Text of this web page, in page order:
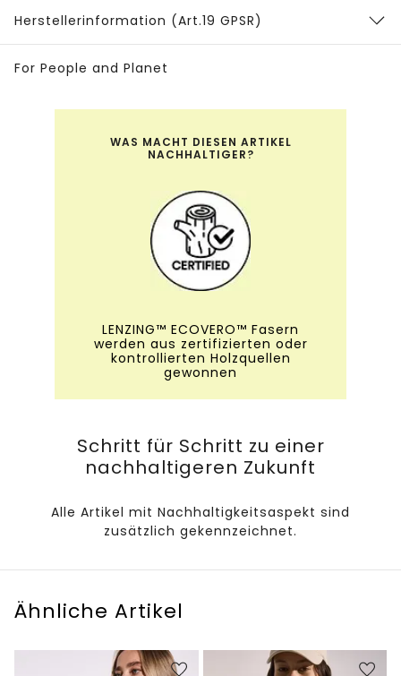
Herstellerinformation (Art.19 GPSR)
For People and Planet
WAS MACHT DIESEN ARTIKEL
NACHHALTIGER?
LENZING™ ECOVERO™ Fasern
werden aus zertifizierten oder
kontrollierten Holzquellen
gewonnen
Schritt für Schritt zu einer
nachhaltigeren Zukunft
Alle Artikel mit Nachhaltigkeitsaspekt sind
zusätzlich gekennzeichnet.
Ähnliche Artikel